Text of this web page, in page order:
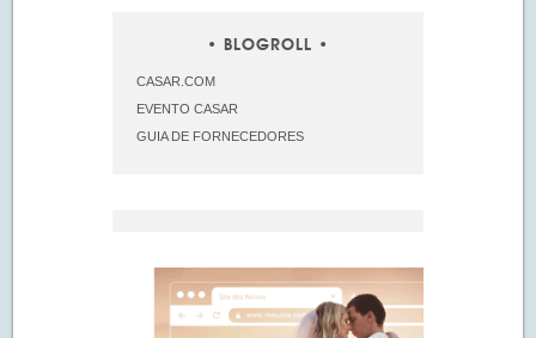
BLOGROLL
CASAR.COM
EVENTO CASAR
GUIA DE FORNECEDORES